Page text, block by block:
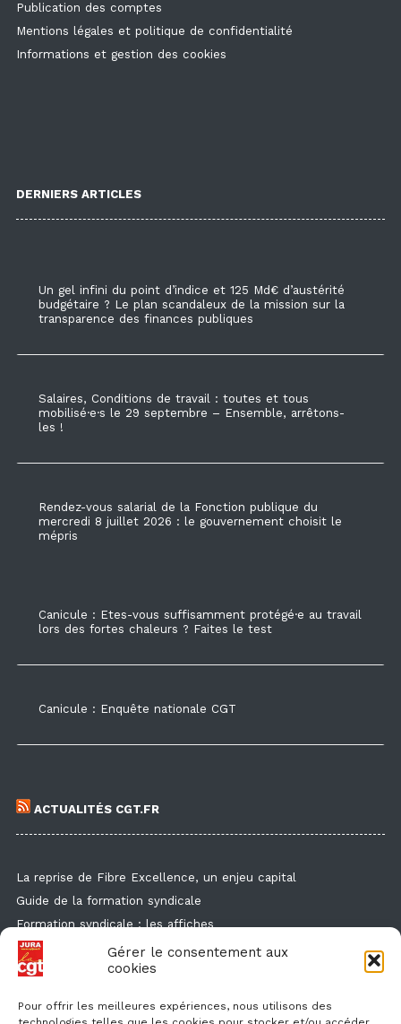
Gérer le consentement aux
cookies
Pour offrir les meilleures expériences, nous utilisons des
Publication des comptes
Mentions légales et politique de confidentialité
Informations et gestion des cookies
DERNIERS ARTICLES
Un gel infini du point d’indice et 125 Md€ d’austérité
budgétaire ? Le plan scandaleux de la mission sur la
transparence des finances publiques
Salaires, Conditions de travail : toutes et tous
mobilisé·e·s le 29 septembre – Ensemble, arrêtons-
les !
Rendez-vous salarial de la Fonction publique du
mercredi 8 juillet 2026 : le gouvernement choisit le
mépris
Canicule : Etes-vous suffisamment protégé·e au travail
lors des fortes chaleurs ? Faites le test
Canicule : Enquête nationale CGT
ACTUALITÉS CGT.FR
La reprise de Fibre Excellence, un enjeu capital
Guide de la formation syndicale
Formation syndicale : les affiches
Droit de retrait : comment l'exercer et faire valoir ses droits ?
Des flyers et des affichettes pour faire connaitre l'enquête